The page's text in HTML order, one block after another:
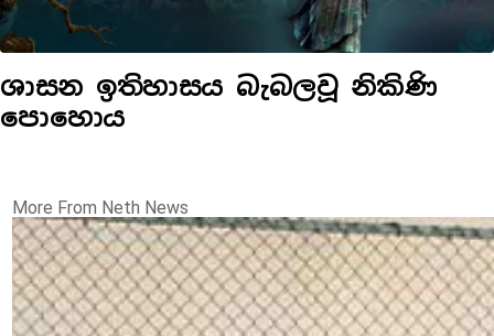
ශාසන ඉතිහාසය බැබලවූ නිකිණි
පොහොය
More From Neth News